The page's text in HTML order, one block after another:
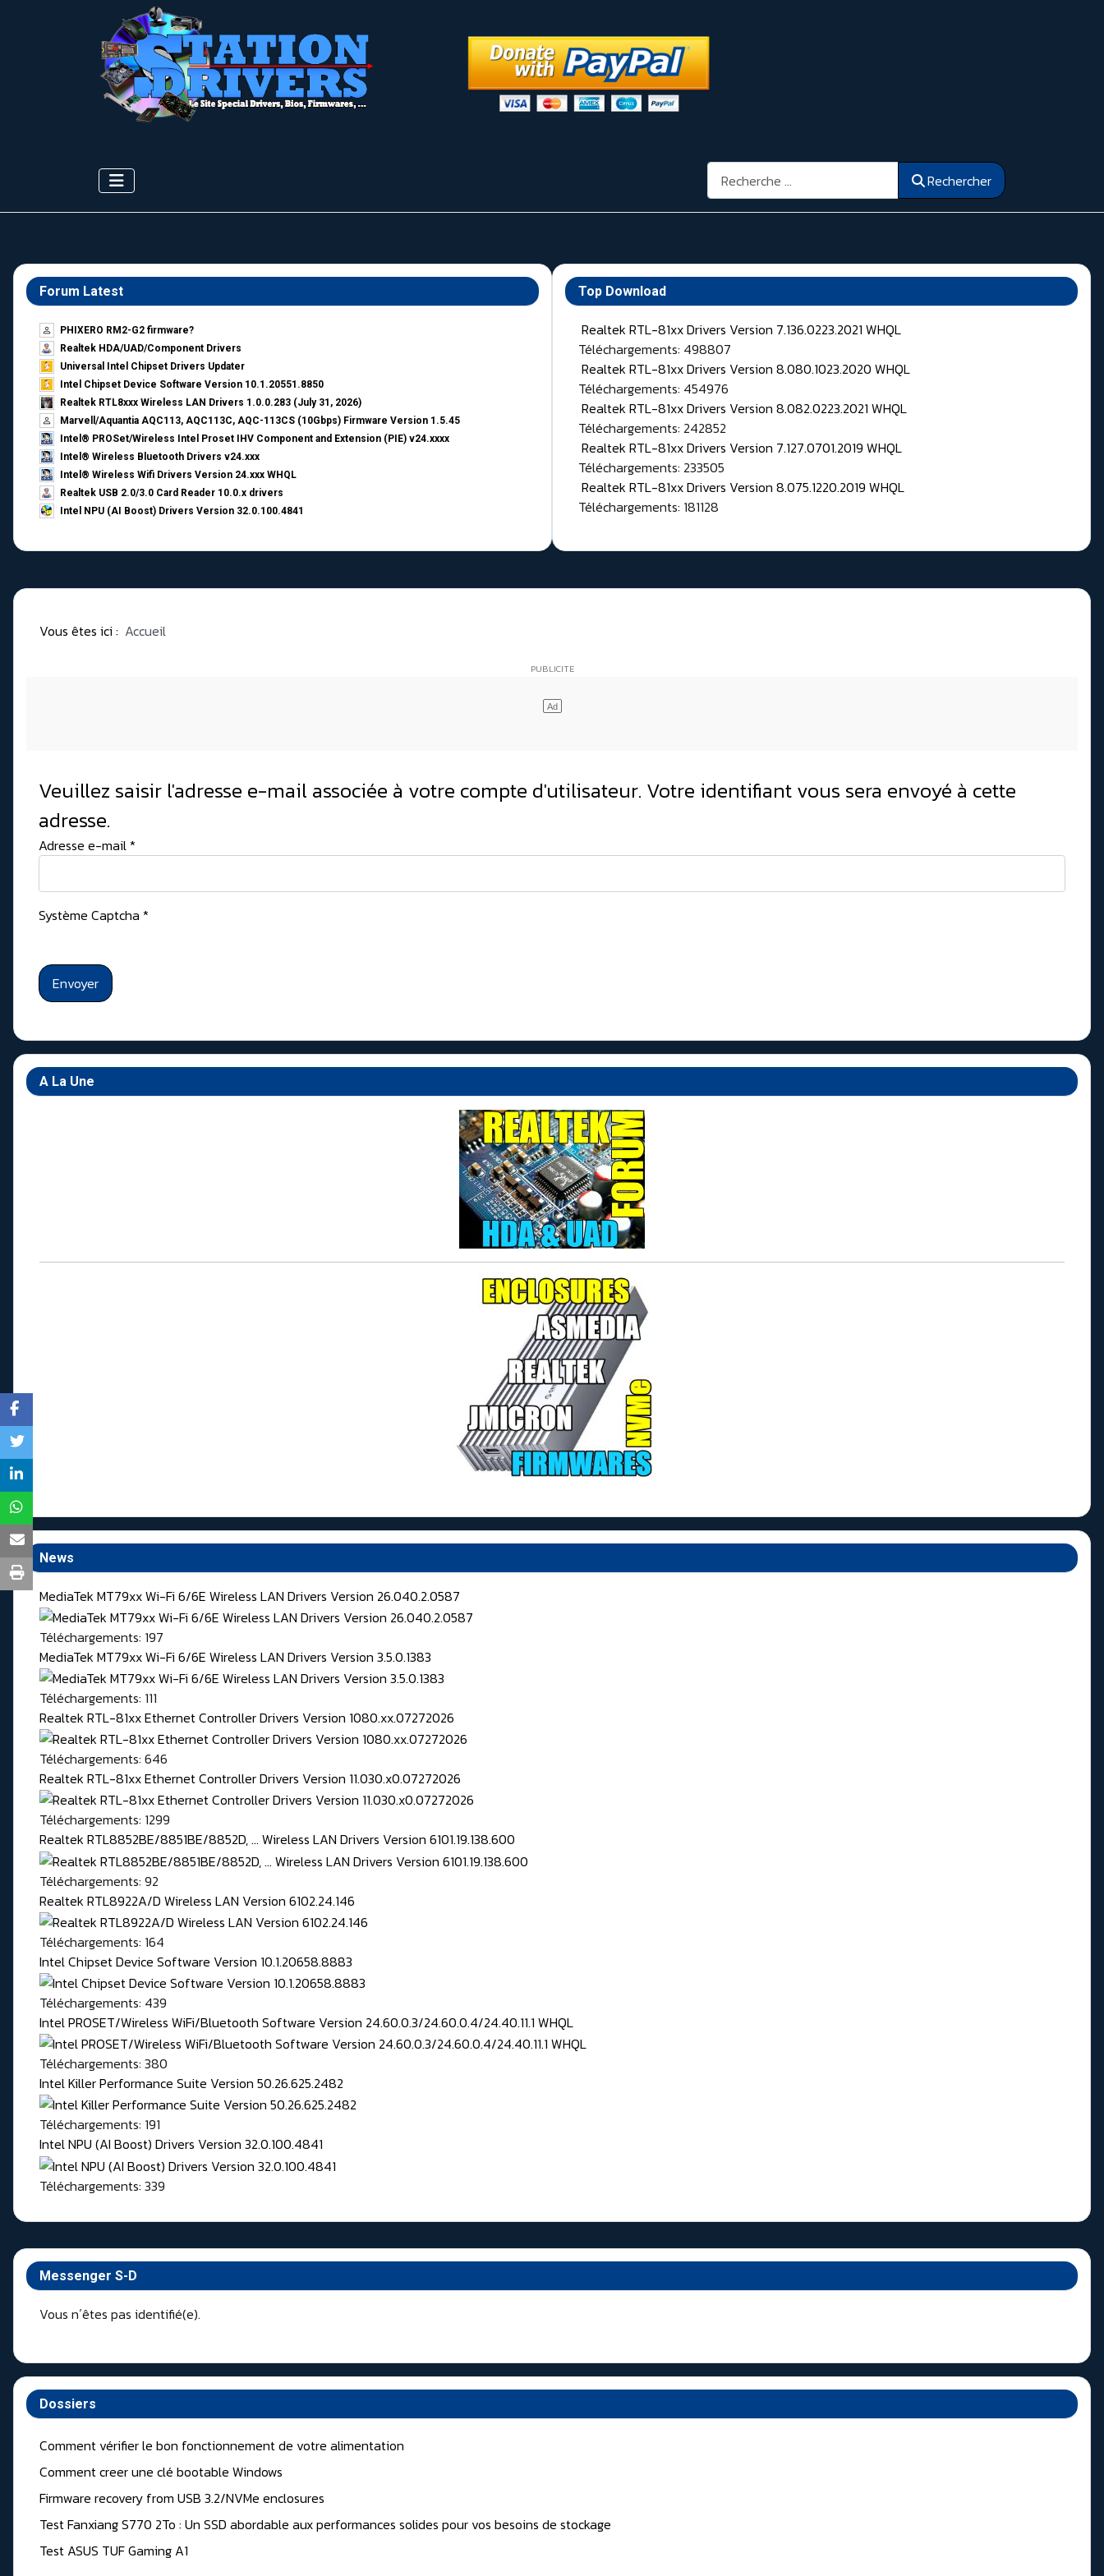
Rechercher Rechercher
Forum Latest
PHIXERO RM2-G2 firmware?
Realtek HDA/UAD/Component Drivers
Universal Intel Chipset Drivers Updater​
Intel Chipset Device Software Version 10.1.20551.8850
Realtek RTL8xxx Wireless LAN Drivers 1.0.0.283 (July 31, 2026)
Marvell/Aquantia AQC113, AQC113C, AQC-113CS (10Gbps) Firmware Version 1.5.45
Intel® PROSet/Wireless Intel Proset IHV Component and Extension (PIE) v24.xxxx
Intel® Wireless Bluetooth Drivers v24.xxx
Intel® Wireless Wifi Drivers Version 24.xxx WHQL
Realtek USB 2.0/3.0 Card Reader 10.0.x drivers
Intel NPU (AI Boost) Drivers Version 32.0.100.4841
Top Download
Realtek RTL-81xx Drivers Version 7.136.0223.2021 WHQL
Téléchargements: 498807
Realtek RTL-81xx Drivers Version 8.080.1023.2020 WHQL
Téléchargements: 454976
Realtek RTL-81xx Drivers Version 8.082.0223.2021 WHQL
Téléchargements: 242852
Realtek RTL-81xx Drivers Version 7.127.0701.2019 WHQL
Téléchargements: 233505
Realtek RTL-81xx Drivers Version 8.075.1220.2019 WHQL
Téléchargements: 181128
Messenger S-D
Vous n´êtes pas identifié(e).
Dossiers
Comment vérifier le bon fonctionnement de votre alimentation
Comment creer une clé bootable Windows
Firmware recovery from USB 3.2/NVMe enclosures
Test Fanxiang S770 2To : Un SSD abordable aux performances solides pour vos besoins de stockage
Test ASUS TUF Gaming A1
Vous êtes ici : Accueil
Veuillez saisir l'adresse e-mail associée à votre compte d'utilisateur. Votre identifiant vous sera envoyé à cette
adresse.
Adresse e-mail*
Système Captcha *
Envoyer
A La Une
News
MediaTek MT79xx Wi-Fi 6/6E Wireless LAN Drivers Version 26.040.2.0587
Téléchargements: 197
MediaTek MT79xx Wi-Fi 6/6E Wireless LAN Drivers Version 3.5.0.1383
Téléchargements: 111
Realtek RTL-81xx Ethernet Controller Drivers Version 1080.xx.07272026
Téléchargements: 646
Realtek RTL-81xx Ethernet Controller Drivers Version 11.030.x0.07272026
Téléchargements: 1299
Realtek RTL8852BE/8851BE/8852D, ... Wireless LAN Drivers Version 6101.19.138.600
Téléchargements: 92
Realtek RTL8922A/D Wireless LAN Version 6102.24.146
Téléchargements: 164
Intel Chipset Device Software Version 10.1.20658.8883
Téléchargements: 439
Intel PROSET/Wireless WiFi/Bluetooth Software Version 24.60.0.3/24.60.0.4/24.40.11.1 WHQL
Téléchargements: 380
Intel Killer Performance Suite Version 50.26.625.2482
Téléchargements: 191
Intel NPU (AI Boost) Drivers Version 32.0.100.4841
Téléchargements: 339